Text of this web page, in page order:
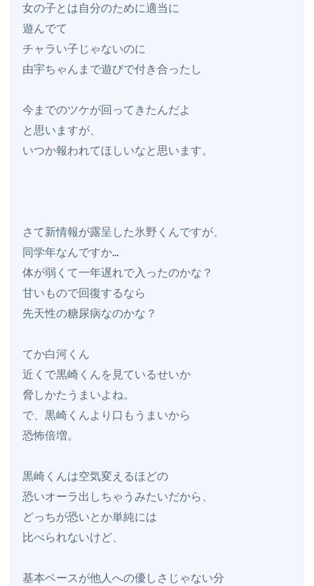
女の子とは自分のために適当に
遊んでて
チャラい子じゃないのに
由宇ちゃんまで遊びで付き合ったし
今までのツケが回ってきたんだよ
と思いますが、
いつか報われてほしいなと思います。
さて新情報が露呈した氷野くんですが、
同学年なんですか…
体が弱くて一年遅れで入ったのかな？
甘いもので回復するなら
先天性の糖尿病なのかな？
てか白河くん
近くで黒崎くんを見ているせいか
脅しかたうまいよね。
で、黒崎くんより口もうまいから
恐怖倍増。
黒崎くんは空気変えるほどの
恐いオーラ出しちゃうみたいだから、
どっちが恐いとか単純には
比べられないけど、
基本ベースが他人への優しさじゃない分